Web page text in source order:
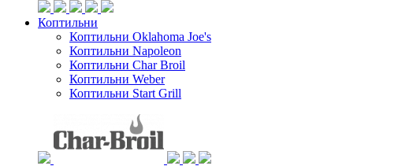
Коптильни
Коптильни Oklahoma Joe's
Коптильни Napoleon
Коптильни Char Broil
Коптильни Weber
Коптильни Start Grill